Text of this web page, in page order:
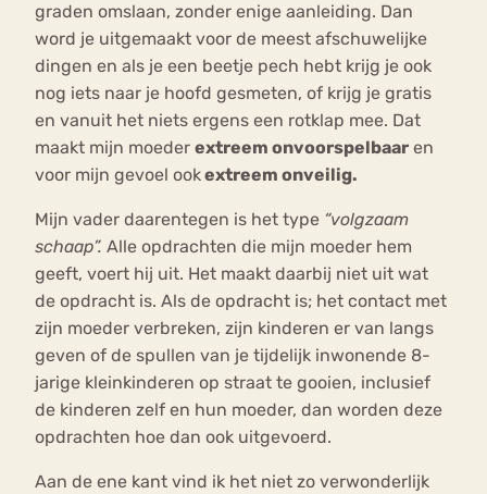
graden omslaan, zonder enige aanleiding. Dan
word je uitgemaakt voor de meest afschuwelijke
dingen en als je een beetje pech hebt krijg je ook
nog iets naar je hoofd gesmeten, of krijg je gratis
en vanuit het niets ergens een rotklap mee. Dat
maakt mijn moeder extreem onvoorspelbaar en
voor mijn gevoel ookextreem onveilig.
Mijn vader daarentegen is het type “volgzaam
schaap”. Alle opdrachten die mijn moeder hem
geeft, voert hij uit. Het maakt daarbij niet uit wat
de opdracht is. Als de opdracht is; het contact met
zijn moeder verbreken, zijn kinderen er van langs
geven of de spullen van je tijdelijk inwonende 8-
jarige kleinkinderen op straat te gooien, inclusief
de kinderen zelf en hun moeder, dan worden deze
opdrachten hoe dan ook uitgevoerd.
Aan de ene kant vind ik het niet zo verwonderlijk